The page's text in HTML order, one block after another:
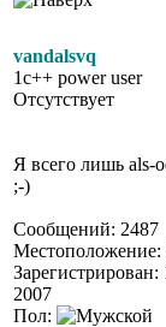
vandalsvq
1c++ power user
Отсутствует
Я всего лишь als-
;-)
Сообщений: 2487
2007
Пол: